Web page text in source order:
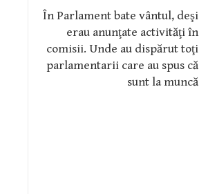
În Parlament bate vântul, deşi
erau anunţate activităţi în
comisii. Unde au dispărut toţi
parlamentarii care au spus că
sunt la muncă